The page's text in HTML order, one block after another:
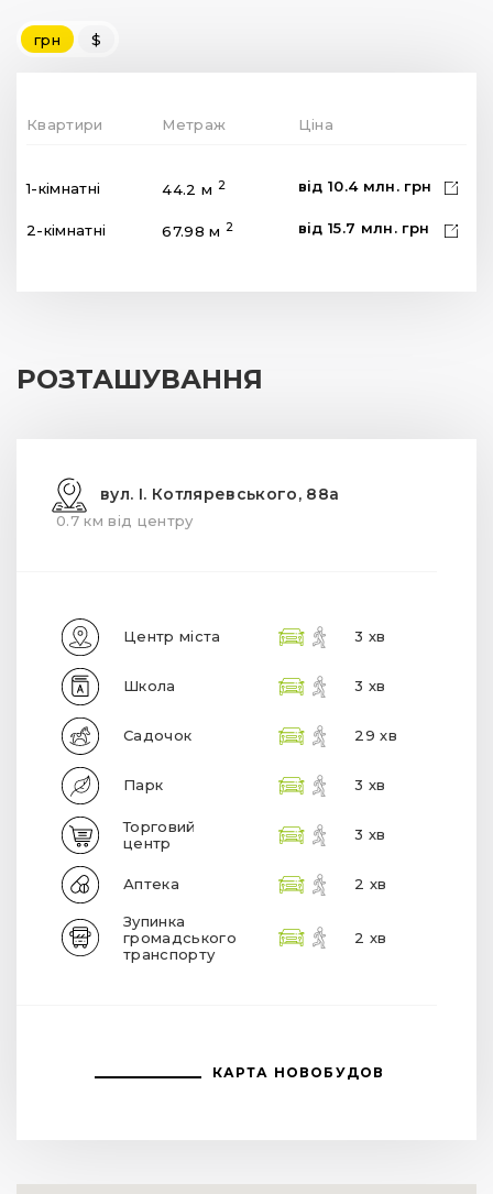
грн $
Квартири Метраж Ціна
1-кімнатні 44.2 м 2 від 10.4 млн. грн
2-кімнатні 67.98 м 2 від 15.7 млн. грн
РОЗТАШУВАННЯ
вул. І. Котляревського, 88а
0.7 км від центру
Центр міста 3 хв
Школа 3 хв
Садочок 29 хв
Парк 3 хв
Торговий
центр
3 хв
Аптека 2 хв
Зупинка
громадського
транспорту
2 хв
КАРТА НОВОБУДОВ